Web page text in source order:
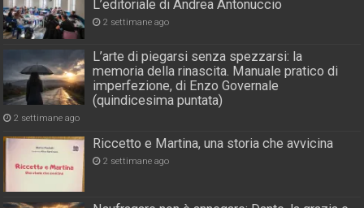
L’editoriale di Andrea Antonuccio
2 settimane ago
L’arte di piegarsi senza spezzarsi: la
memoria della rinascita. Manuale pratico di
imperfezione, di Enzo Governale
(quindicesima puntata)
2 settimane ago
Riccetto e Martina, una storia che avvicina
2 settimane ago